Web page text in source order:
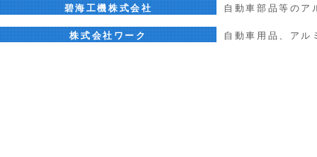
碧海工機株式会社 自動車部品等のア
株式会社ワーク 自動車用品、アル